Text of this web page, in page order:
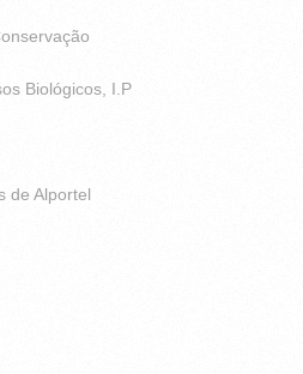
Biológicos, I.P
de Alportel